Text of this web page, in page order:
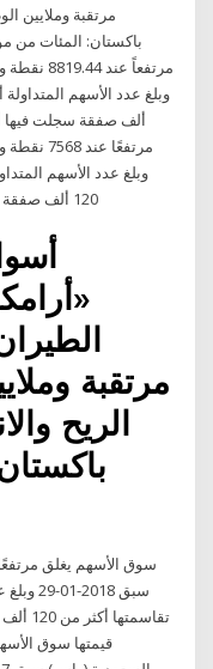
باكستان: المئات من
120 ألف صفقة سجلت فيها أسهم 79 شركة ارتفاعاً في قيمتها
مرتقبة